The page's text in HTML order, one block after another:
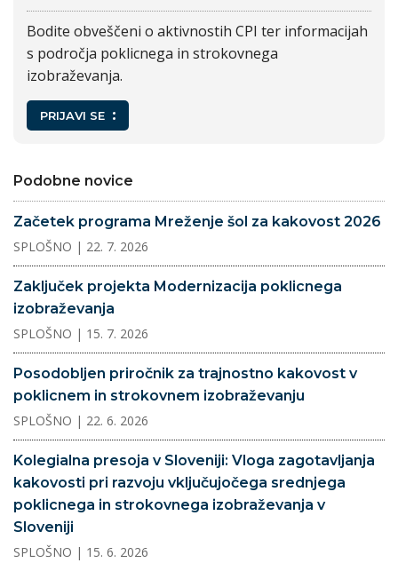
Bodite obveščeni o aktivnostih CPI ter informacijah
s področja poklicnega in strokovnega
izobraževanja.
PRIJAVI SE
Podobne novice
Začetek programa Mreženje šol za kakovost 2026
SPLOŠNO | 22. 7. 2026
Zaključek projekta Modernizacija poklicnega
izobraževanja
SPLOŠNO | 15. 7. 2026
Posodobljen priročnik za trajnostno kakovost v
poklicnem in strokovnem izobraževanju
SPLOŠNO | 22. 6. 2026
Kolegialna presoja v Sloveniji: Vloga zagotavljanja
kakovosti pri razvoju vključujočega srednjega
poklicnega in strokovnega izobraževanja v
Sloveniji
SPLOŠNO | 15. 6. 2026